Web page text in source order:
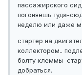
пассажирского
погоняешь туда-
неделю или даже
стартер на
коллектором..
болту клеммы
добраться.